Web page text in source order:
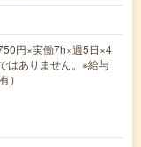
円×実働7h×週5日×4
はありません。※給与
）